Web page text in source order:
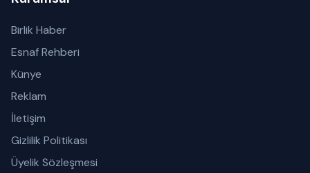
Birlik Haber
Esnaf Rehberi
Künye
Reklam
İletişim
Gizlilik Politikası
Üyelik Sözleşmesi